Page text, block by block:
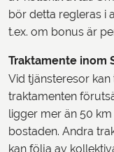
bör detta regleras i
t.ex. om bonus är
Traktamente inom
Vid tjänsteresor
traktamenten
ligger mer än 50
bostaden. Andra
kan följa av